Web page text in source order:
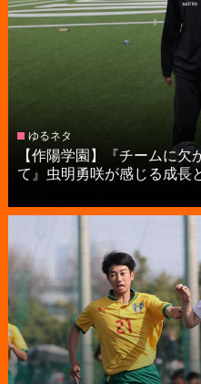
ゆるネタ
【作陽学園】『チームに
て』虫明勇咲が感じる成長